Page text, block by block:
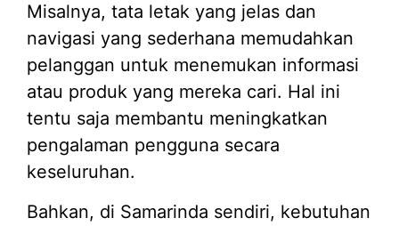
Misalnya, tata letak yang jelas dan
navigasi yang sederhana memudahkan
pelanggan untuk menemukan informasi
atau produk yang mereka cari. Hal ini
tentu saja membantu meningkatkan
pengalaman pengguna secara
keseluruhan.
Bahkan, di Samarinda sendiri, kebutuhan